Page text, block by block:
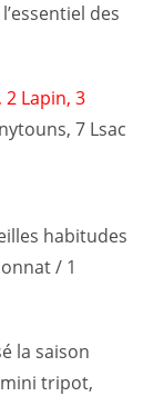
des
, 2 Lapin, 3
7 Lsac
habitudes
/ 1
la saison
tripot,